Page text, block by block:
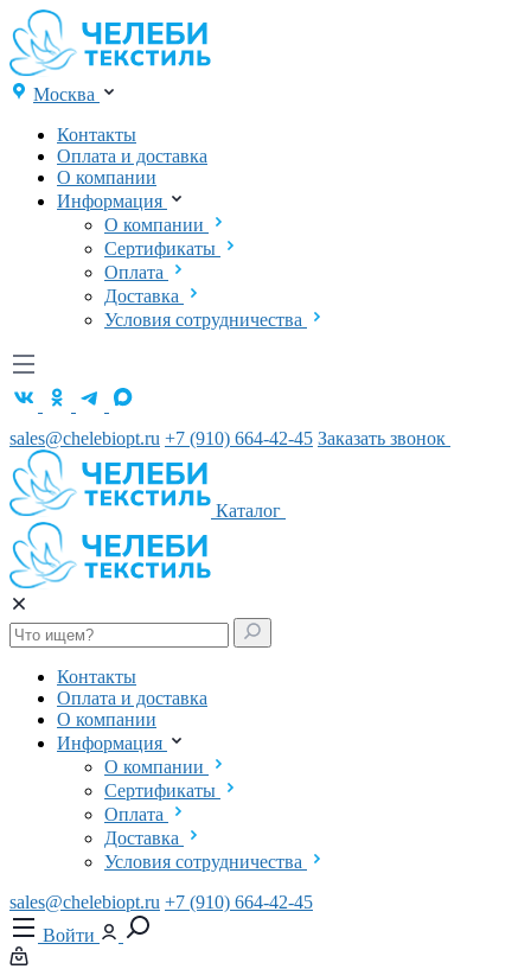
Москва
Контакты
Оплата и доставка
О компании
Информация
О компании
Сертификаты
Оплата
Доставка
Условия сотрудничества
sales@chelebiopt.ru +7 (910) 664-42-45 Заказать звонок
Каталог
Контакты
Оплата и доставка
О компании
Информация
О компании
Сертификаты
Оплата
Доставка
Условия сотрудничества
sales@chelebiopt.ru +7 (910) 664-42-45
Войти